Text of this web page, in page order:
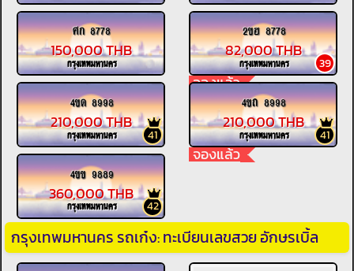
ศก 8778
150,000 THB
กรุงเทพมหานคร
2ขฮ 8778
จองแล้ว
39
82,000 THB
กรุงเทพมหานคร
4ขด 8998
41
210,000 THB
กรุงเทพมหานคร
4ขถ 8998
จองแล้ว
41
210,000 THB
กรุงเทพมหานคร
4ขข 9889
42
360,000 THB
กรุงเทพมหานคร
กรุงเทพมหานคร รถเก๋ง: ทะเบียนเลขสวย อักษรเบิ้ล